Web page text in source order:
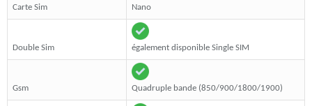
Carte Sim Nano
Double Sim également disponible Single SIM
Gsm Quadruple bande (850/900/1800/1900)